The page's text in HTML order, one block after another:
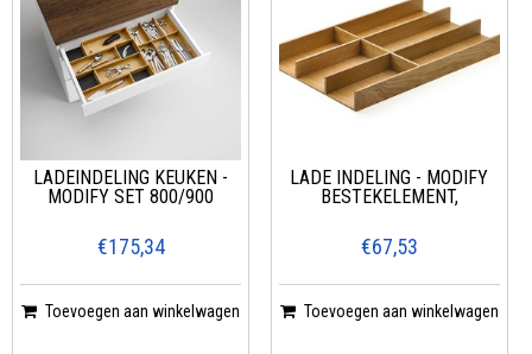
LADEINDELING KEUKEN -
MODIFY SET 800/900
€175,34
Toevoegen aan winkelwagen
LADE INDELING - MODIFY
BESTEKELEMENT,
€67,53
Toevoegen aan winkelwagen